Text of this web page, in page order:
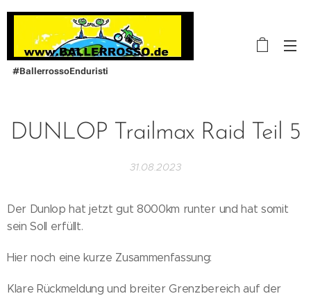
#BallerrossoEnduristi
DUNLOP Trailmax Raid Teil 5
31.08.2023
Der Dunlop hat jetzt gut 8000km runter und hat somit
sein Soll erfüllt.
Hier noch eine kurze Zusammenfassung:
Klare Rückmeldung und breiter Grenzbereich auf der